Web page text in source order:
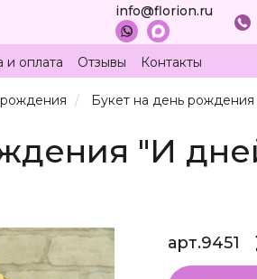
info@florion.ru
и оплата Отзывы Контакты
Букет на день
"И
арт.9451